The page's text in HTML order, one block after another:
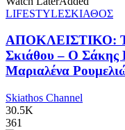
LIFESTYLEΣΚΙΑΘΟΣ
ΑΠΟΚΛΕΙΣΤΙΚΟ:
Σκιάθου – Ο Σάκης
Μαριαλένα
Skiathos Channel
30.5K
361